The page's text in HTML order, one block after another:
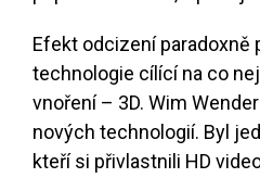
Efekt odcizení paradoxně
technologie cílící na co
vnoření – 3D. Wim
nových technologií. Byl
kteří si přivlastnili HD